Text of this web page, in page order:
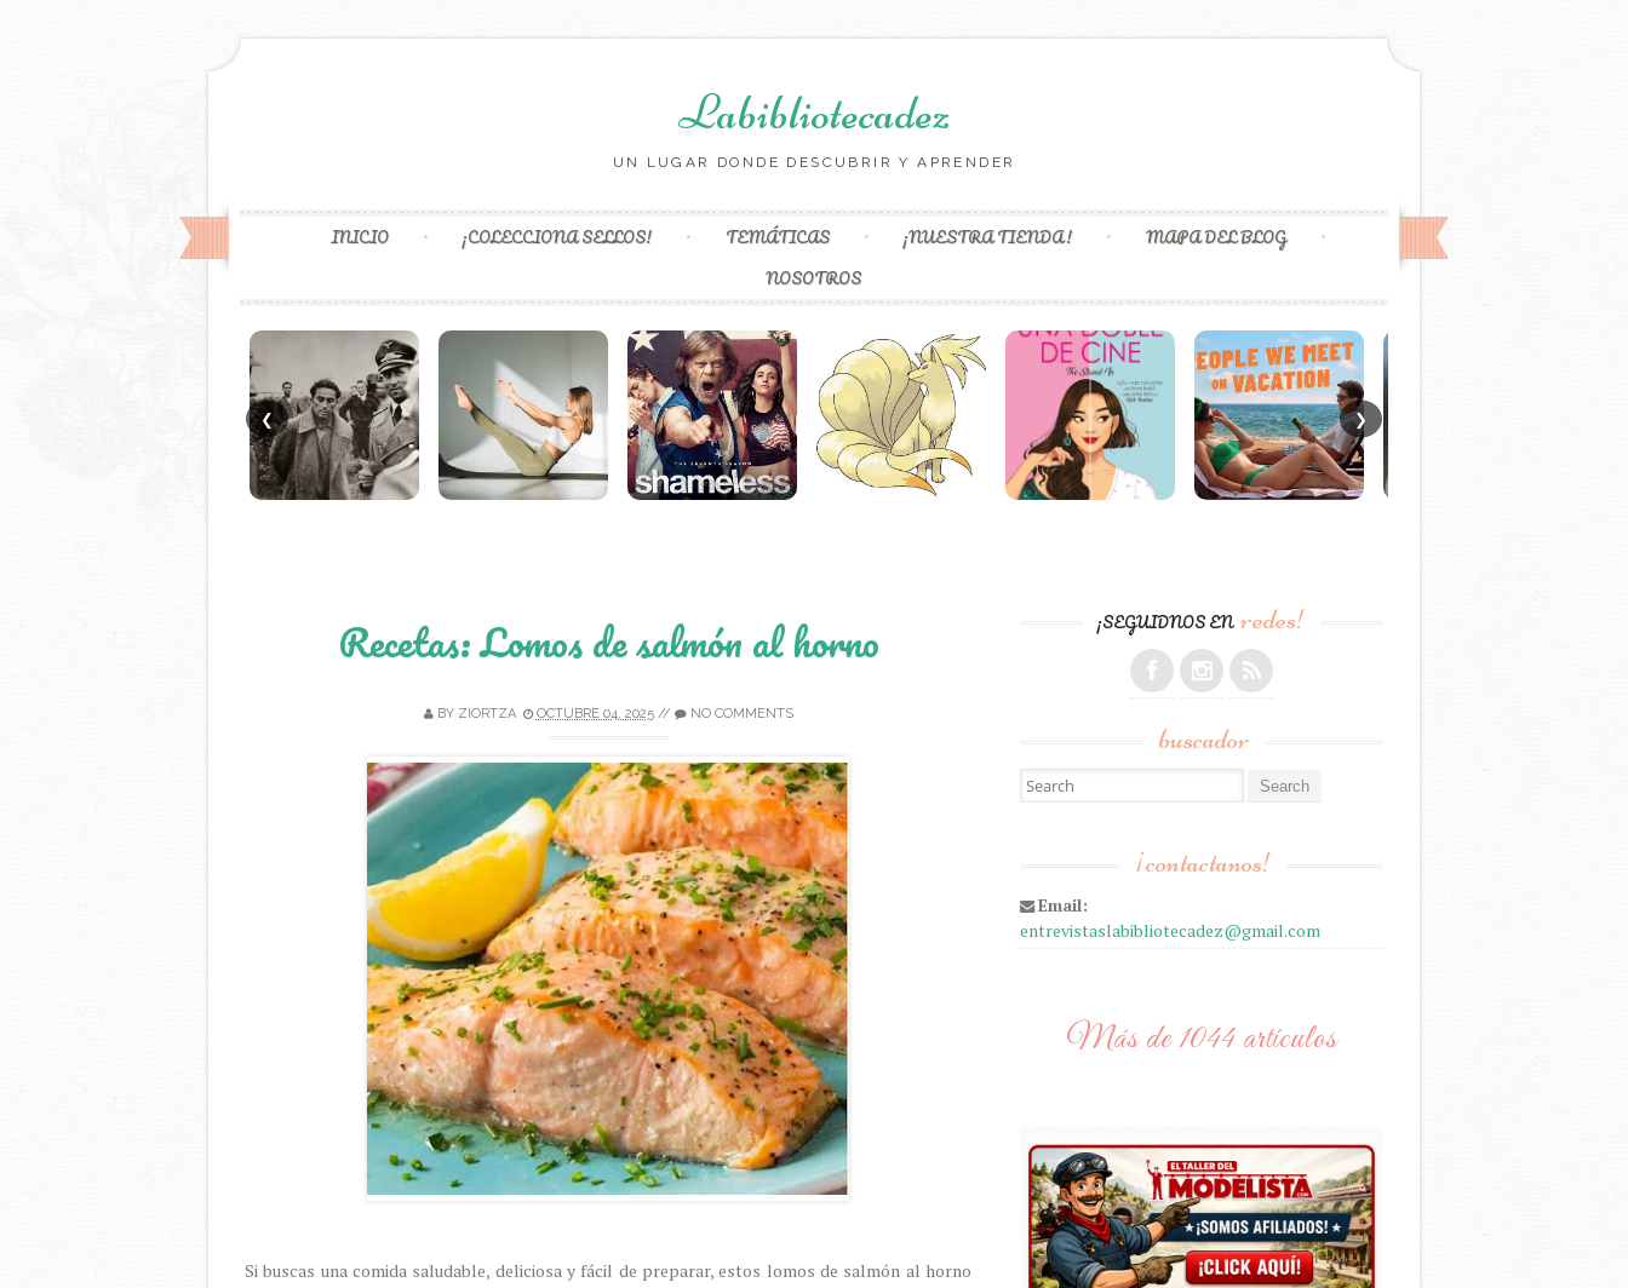
Labibliotecadez
UN LUGAR DONDE DESCUBRIR Y APRENDER
INICIO ¡COLECCIONA SELLOS! TEMÁTICAS ¡NUESTRA TIENDA!
MAPA DEL BLOG
NOSOTROS
❮ ❯
Recetas: Lomos de salmón al horno
BY ZIORTZA OCTUBRE 04, 2025// NO COMMENTS
Si buscas una comida saludable, deliciosa y fácil de preparar, estos lomos de salmón al horno
¡SEGUIDNOS ENredes!
buscador
Search for:
¡contactanos!
Email:
entrevistaslabibliotecadez@gmail.com
Más de 1044 artículos